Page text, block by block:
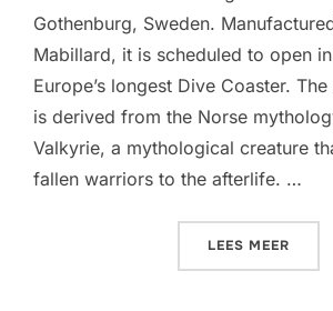
Gothenburg, Sweden.
Mabillard, it is scheduled to open
Europe’s longest Dive Coaster.
is derived from the Norse
Valkyrie, a mythological creature
fallen warriors to the afterlife. …
LEES MEER